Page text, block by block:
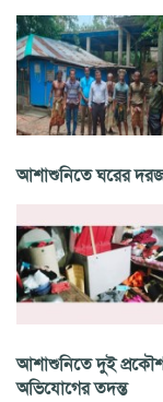
আশাশুনিতে ঘরের দরজা
আশাশুনিতে দুই
অভিযোগের তদন্ত